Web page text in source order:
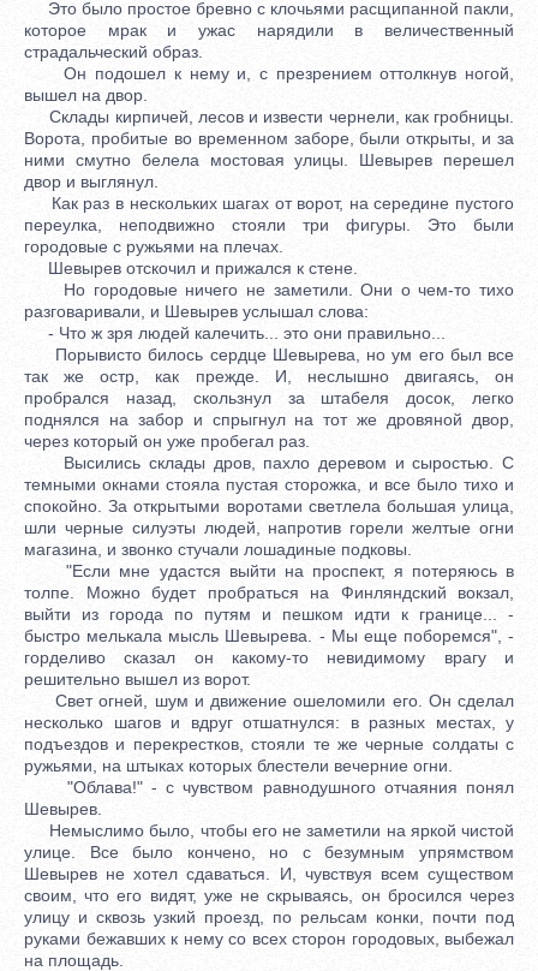
Это было простое бревно с клочьями расщипанной пакли,
которое мрак и ужас нарядили в величественный
страдальческий образ.
Он подошел к нему и, с презрением оттолкнув ногой,
вышел на двор.
Склады кирпичей, лесов и извести чернели, как гробницы.
Ворота, пробитые во временном заборе, были открыты, и за
ними смутно белела мостовая улицы. Шевырев перешел
двор и выглянул.
Как раз в нескольких шагах от ворот, на середине пустого
переулка, неподвижно стояли три фигуры. Это были
городовые с ружьями на плечах.
Шевырев отскочил и прижался к стене.
Но городовые ничего не заметили. Они о чем-то тихо
разговаривали, и Шевырев услышал слова:
- Что ж зря людей калечить... это они правильно...
Порывисто билось сердце Шевырева, но ум его был все
так же остр, как прежде. И, неслышно двигаясь, он
пробрался назад, скользнул за штабеля досок, легко
поднялся на забор и спрыгнул на тот же дровяной двор,
через который он уже пробегал раз.
Высились склады дров, пахло деревом и сыростью. С
темными окнами стояла пустая сторожка, и все было тихо и
спокойно. За открытыми воротами светлела большая улица,
шли черные силуэты людей, напротив горели желтые огни
магазина, и звонко стучали лошадиные подковы.
"Если мне удастся выйти на проспект, я потеряюсь в
толпе. Можно будет пробраться на Финляндский вокзал,
выйти из города по путям и пешком идти к границе... -
быстро мелькала мысль Шевырева. - Мы еще поборемся", -
горделиво сказал он какому-то невидимому врагу и
решительно вышел из ворот.
Свет огней, шум и движение ошеломили его. Он сделал
несколько шагов и вдруг отшатнулся: в разных местах, у
подъездов и перекрестков, стояли те же черные солдаты с
ружьями, на штыках которых блестели вечерние огни.
"Облава!" - с чувством равнодушного отчаяния понял
Шевырев.
Немыслимо было, чтобы его не заметили на яркой чистой
улице. Все было кончено, но с безумным упрямством
Шевырев не хотел сдаваться. И, чувствуя всем существом
своим, что его видят, уже не скрываясь, он бросился через
улицу и сквозь узкий проезд, по рельсам конки, почти под
руками бежавших к нему со всех сторон городовых, выбежал
на площадь.